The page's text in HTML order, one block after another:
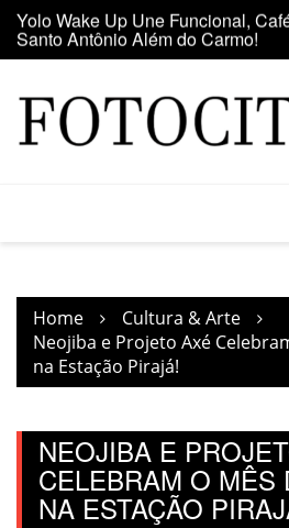
Skip
content
Maior clube de vinil da América
do Vinil no Shopping Center Lapa
Home
Cultura & Arte
Neojiba e Projeto Axé
na Estação Pirajá!
NEOJIBA E
CELEBRAM O MÊS
NA ESTAÇÃO